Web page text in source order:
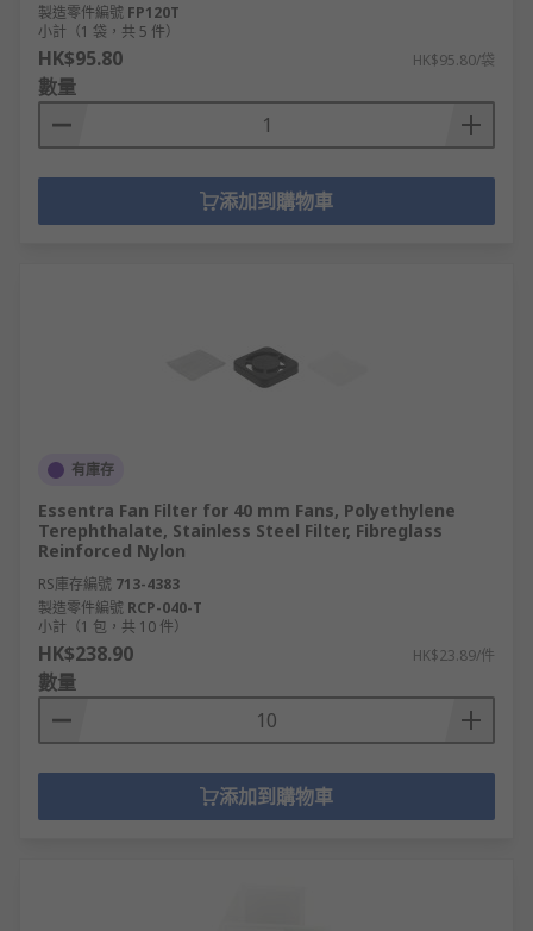
製造零件編號 FP120T
小計（1 袋，共 5 件）
HK$95.80 HK$95.80/袋
數量
添加到購物車
有庫存
Essentra Fan Filter for 40 mm Fans, Polyethylene
Terephthalate, Stainless Steel Filter, Fibreglass
Reinforced Nylon
RS庫存編號 713-4383
製造零件編號 RCP-040-T
小計（1 包，共 10 件）
HK$238.90 HK$23.89/件
數量
添加到購物車